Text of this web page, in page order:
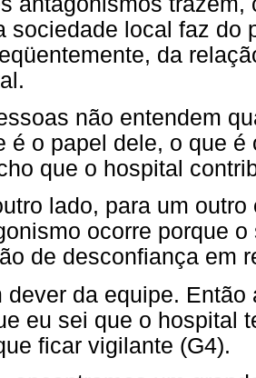
sociedade local faz do
da
não entendem
é o papel dele, o que
que o hospital
lado, para um
ocorre porque
de desconfiança em
dever da equipe.
eu sei que o hospital
ficar vigilante (G4).